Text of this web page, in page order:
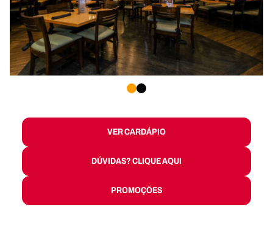
1 2
VER CARDÁPIO
DÚVIDAS? CLIQUE AQUI
PROMOÇÕES